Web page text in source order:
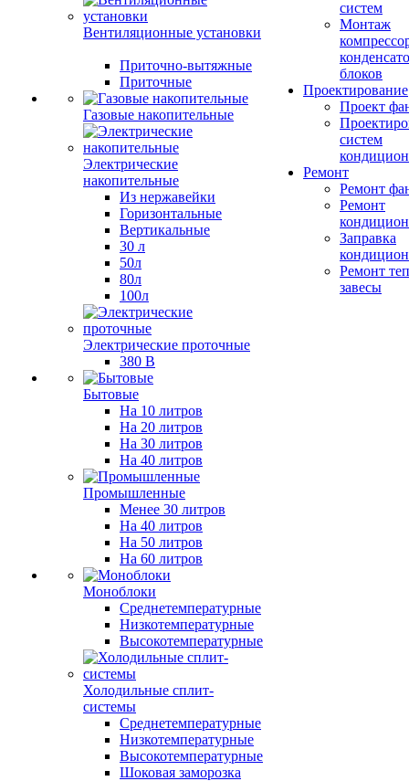
Вентиляционные установки
Приточно-вытяжные
Приточные
Газовые накопительные
Электрические
накопительные
Из нержавейки
Горизонтальные
Вертикальные
30 л
50л
80л
100л
Электрические проточные
380 В
Бытовые
На 10 литров
На 20 литров
На 30 литров
На 40 литров
Промышленные
Менее 30 литров
На 40 литров
На 50 литров
На 60 литров
Моноблоки
Среднетемпературные
Низкотемпературные
Высокотемпературные
Холодильные сплит-
системы
Среднетемпературные
Низкотемпературные
Высокотемпературные
Шоковая заморозка
систем
Монтаж
блоков
Проектирование
Проект
систем
Ремонт
Ремонт
Ремонт
Заправка
Ремонт
завесы